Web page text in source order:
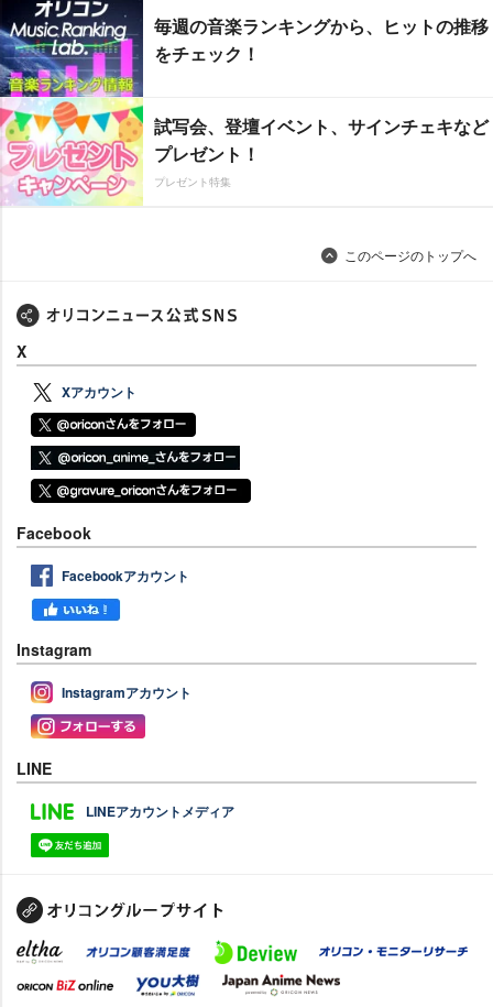
毎週の音楽ランキングから、ヒットの推移
をチェック！
試写会、登壇イベント、サインチェキなど
プレゼント！
プレゼント特集
このページのトップへ
X
Xアカウント
Facebook
Facebookアカウント
Instagram
Instagramアカウント
LINE
LINEアカウントメディア